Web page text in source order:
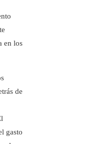
en los
de
gasto